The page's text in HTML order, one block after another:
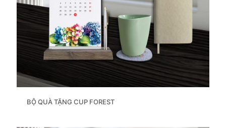
BỘ QUÀ TẶNG CUP FOREST